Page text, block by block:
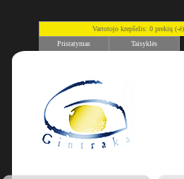
Vartotojo krepšelis: 0 prekių (-
Pristatymas
Taisyklės